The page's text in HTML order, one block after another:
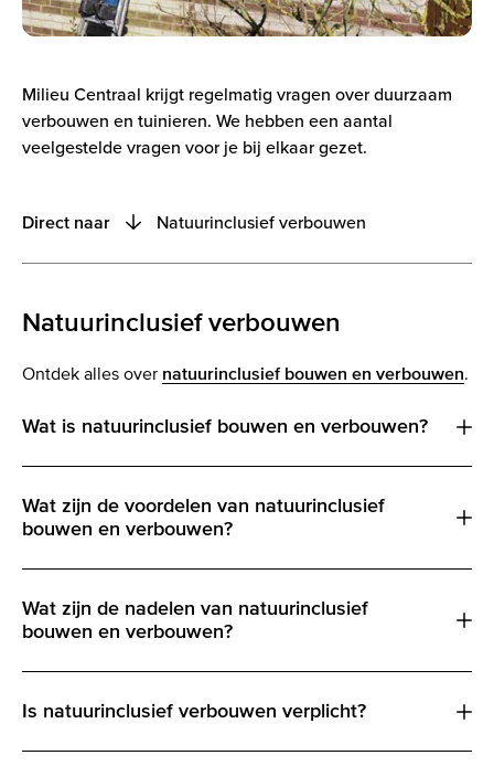
Milieu Centraal krijgt regelmatig vragen over duurzaam
verbouwen en tuinieren. We hebben een aantal
veelgestelde vragen voor je bij elkaar gezet.
Direct naar
Natuurinclusief verbouwen
Bestrijdingsmiddelen
Meer over duurzaam klussen en tuinieren
Natuurinclusief verbouwen
Ontdek alles over natuurinclusief bouwen en verbouwen.
Wat is natuurinclusief bouwen en verbouwen?
Wat zijn de voordelen van natuurinclusief
bouwen en verbouwen?
Wat zijn de nadelen van natuurinclusief
bouwen en verbouwen?
Is natuurinclusief verbouwen verplicht?